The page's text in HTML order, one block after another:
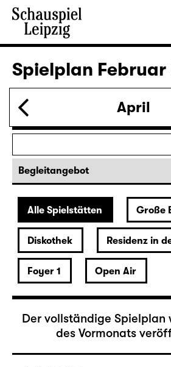
Do
19:30 — 20:55
Was ihr wollt (A
von William Shakespeare
Deutsch von Jens Roselt
Fassung von Pia Richter und Julia
Regie: Pia Richter
18:45 + 19:00
Einführung im
30.01.
15:00 Große Bühne
Das Vermächtnis
(The Inheritance)
von Matthew Lopez
aus dem Amerikanischen von
Regie: Enrico Lübbe
Karten
Februar 2027